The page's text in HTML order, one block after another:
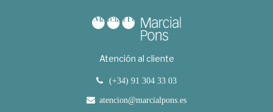
Atención al cliente
(+34) 91 304 33 03
atencion@marcialpons.es